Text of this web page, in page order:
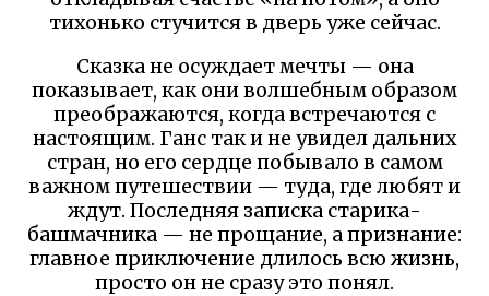
тихонько стучится в дверь уже сейчас.
Сказка не осуждает мечты — она
показывает, как они волшебным образом
преображаются, когда встречаются с
настоящим. Ганс так и не увидел дальних
стран, но его сердце побывало в самом
важном путешествии — туда, где любят и
ждут. Последняя записка старика-
башмачника — не прощание, а признание:
главное приключение длилось всю жизнь,
просто он не сразу это понял.